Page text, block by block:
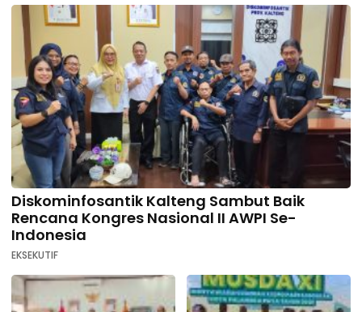
Diskominfosantik Kalteng Sambut Baik
Rencana Kongres Nasional II AWPI Se-
Indonesia
EKSEKUTIF